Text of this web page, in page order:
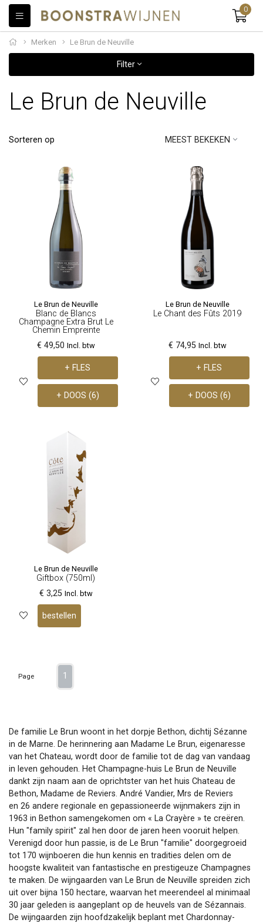
0
Merken Le Brun de Neuville
Filter
Le Brun de Neuville
Sorteren op MEEST BEKEKEN
Le Brun de Neuville
Blanc de Blancs
Champagne Extra Brut Le
Chemin Empreinte
€ 49,50 Incl. btw
+ FLES
+ DOOS (6)
Le Brun de Neuville
Le Chant des Fûts 2019
€ 74,95 Incl. btw
+ FLES
+ DOOS (6)
Le Brun de Neuville
Giftbox (750ml)
€ 3,25 Incl. btw
bestellen
Page 1
De familie Le Brun woont in het dorpje Bethon, dichtij Sézanne
in de Marne. De herinnering aan Madame Le Brun, eigenaresse
van het Chateau, wordt door de familie tot de dag van vandaag
in leven gehouden. Het Champagne-huis Le Brun de Neuville
dankt zijn naam aan de oprichtster van het huis Chateau de
Bethon, Madame de Reviers. André Vandier, Mrs de Reviers
en 26 andere regionale en gepassioneerde wijnmakers zijn in
1963 in Bethon samengekomen om « La Crayère » te creëren.
Hun "family spirit" zal hen door de jaren heen vooruit helpen.
Verenigd door hun passie, is de Le Brun "familie" doorgegroeid
tot 170 wijnboeren die hun kennis en tradities delen om de
hoogste kwaliteit van fantastische en prestigeuze Champagnes
te maken. De wijngaarden van Le Brun de Neuville spreiden zich
uit over bijna 150 hectare, waarvan het meerendeel al minimaal
30 jaar geleden is aangeplant op de heuvels van de Sézannais.
De wijngaarden zijn hoofdzakelijk beplant met Chardonnay-